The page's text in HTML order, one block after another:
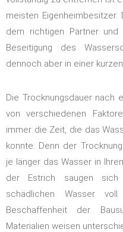
meisten
dem richtigen Partner
Beseitigung des
dennoch aber in einer
Die Trocknungsdauer nach
von verschiedenen
immer die Zeit, die das
konnte. Denn der
je länger das Wasser in
der Estrich saugen
schädlichen Wasser
Beschaffenheit der
Materialien weisen